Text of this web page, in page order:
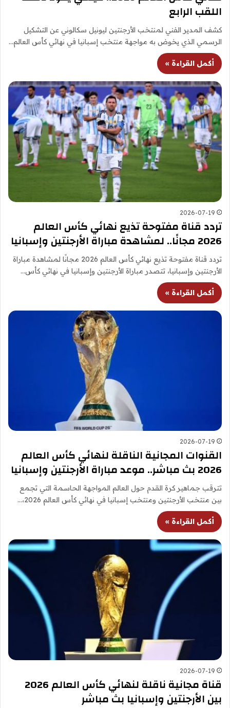
اللقب الرابع
كشف المدير الفني لمنتخب الأرجنتين ليونيل سكالوني عن التشكيل
الرسمي الذي يخوض به مواجهة منتخب إسبانيا في نهائي كأس العالم…
أكمل القراءة »
2026-07-19
تردد قناة مفتوحة تذيع نهائي كأس العالم
2026 مجانًا.. لمشاهدة مباراة الأرجنتين وإسبانيا
تردد قناة مفتوحة تذيع نهائي كأس العالم 2026 مجانًا لمشاهدة مباراة
الأرجنتين وإسبانيا، تتصدر مباراة الأرجنتين وإسبانيا في نهائي كأس…
أكمل القراءة »
2026-07-19
القنوات المجانية الناقلة لنهائي كأس العالم
2026 بث مباشر.. موعد مباراة الأرجنتين وإسبانيا
تترقب جماهير كرة القدم حول العالم المواجهة الحاسمة التي تجمع
بين منتخب الأرجنتين ومنتخب إسبانيا في نهائي كأس العالم 2026،…
أكمل القراءة »
2026-07-19
قناة مجانية ناقلة لنهائي كأس العالم 2026
بين الأرجنتين وإسبانيا بث مباشر